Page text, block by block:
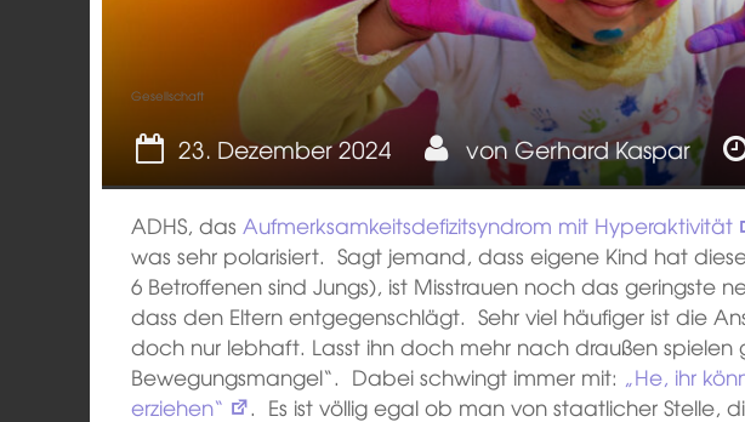
Gesellschaft
23. Dezember 2024 vonGerhard Kaspar
ADHS, das Aufmerksamkeitsdefizitsyndrom mit Hyperaktivität
was sehr polarisiert. Sagt jemand, dass eigene Kind hat
6 Betroffenen sind Jungs), ist Misstrauen noch das geringste
dass den Eltern entgegenschlägt. Sehr viel häufiger ist die
doch nur lebhaft. Lasst ihn doch mehr nach draußen spielen
Bewegungsmangel“. Dabei schwingt immer mit: „He, ihr
erziehen“
. Es ist völlig egal ob man von staatlicher Stelle,